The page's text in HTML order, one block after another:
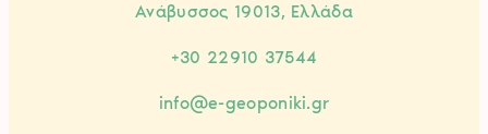
Ανάβυσσος 19013, Ελλάδα
+30 22910 37544
info@e-geoponiki.gr